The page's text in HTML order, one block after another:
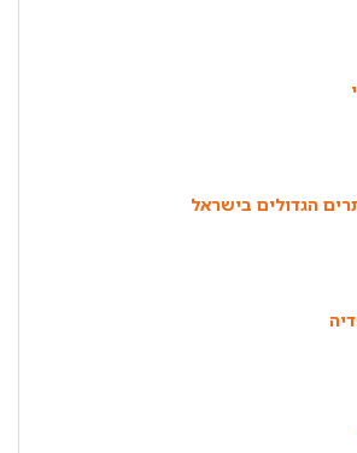
הגדולים בישראל